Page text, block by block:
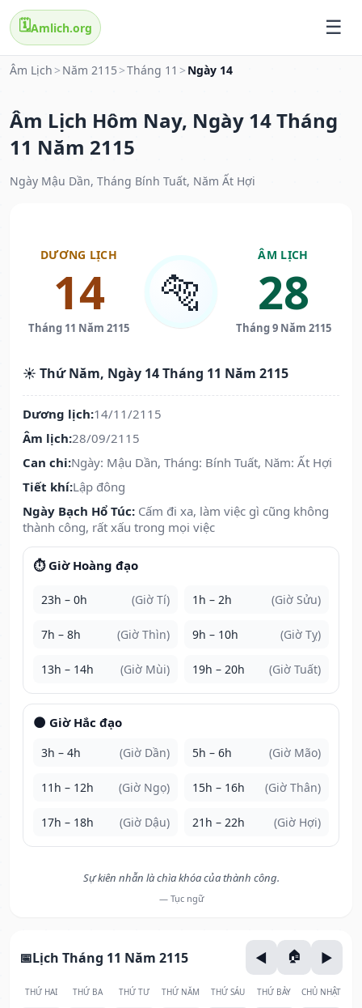
🗓️Amlich.org
Âm Lịch > Năm 2115 >Tháng 11 > Ngày 14
Âm Lịch Hôm Nay, Ngày 14 Tháng
11 Năm 2115
Ngày Mậu Dần, Tháng Bính Tuất, Năm Ất Hợi
DƯƠNG LỊCH
14
Tháng 11 Năm 2115
🐅
ÂM LỊCH
28
Tháng 9 Năm 2115
☀️ Thứ Năm, Ngày 14 Tháng 11 Năm 2115
Dương lịch:14/11/2115
Âm lịch:28/09/2115
Can chi:Ngày: Mậu Dần, Tháng: Bính Tuất, Năm: Ất Hợi
Tiết khí:Lập đông
Ngày Bạch Hổ Túc: Cấm đi xa, làm việc gì cũng không
thành công, rất xấu trong mọi việc
⏱️ Giờ Hoàng đạo
23h – 0h (Giờ Tí) 1h – 2h (Giờ Sửu)
7h – 8h (Giờ Thìn) 9h – 10h (Giờ Tỵ)
13h – 14h (Giờ Mùi) 19h – 20h (Giờ Tuất)
🌑 Giờ Hắc đạo
3h – 4h (Giờ Dần) 5h – 6h (Giờ Mão)
11h – 12h (Giờ Ngọ) 15h – 16h (Giờ Thân)
17h – 18h (Giờ Dậu) 21h – 22h (Giờ Hợi)
Sự kiên nhẫn là chìa khóa của thành công.
— Tục ngữ
Lịch Tháng 11 Năm 2115
THỨ HAI THỨ BA THỨ TƯ THỨ NĂM THỨ SÁU THỨ BẢY CHỦ NHẬT